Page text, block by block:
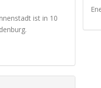
ist in 10